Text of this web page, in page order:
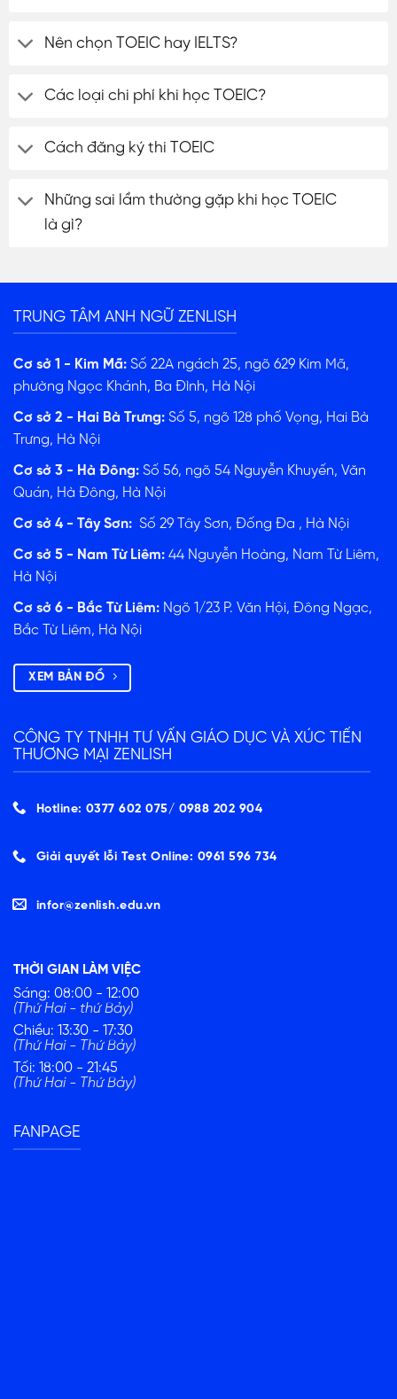
Nên chọn TOEIC hay IELTS?
Các loại chi phí khi học TOEIC?
Cách đăng ký thi TOEIC
Những sai lầm thường gặp khi học TOEIC
là gì?
TRUNG TÂM ANH NGỮ ZENLISH
Cơ sở 1 - Kim Mã: Số 22A ngách 25, ngõ 629 Kim Mã,
phường Ngọc Khánh, Ba Đình, Hà Nội
Cơ sở 2 - Hai Bà Trưng: Số 5, ngõ 128 phố Vọng, Hai Bà
Trưng, Hà Nội
Cơ sở 3 - Hà Đông: Số 56, ngõ 54 Nguyễn Khuyến, Văn
Quán, Hà Đông, Hà Nội
Cơ sở 4 - Tây Sơn: Số 29 Tây Sơn, Đống Đa , Hà Nội
Cơ sở 5 - Nam Từ Liêm: 44 Nguyễn Hoàng, Nam Từ Liêm,
Hà Nội
Cơ sở 6 - Bắc Từ Liêm: Ngõ 1/23 P. Văn Hội, Đông Ngạc,
Bắc Từ Liêm, Hà Nội
XEM BẢN ĐỒ
CÔNG TY TNHH TƯ VẤN GIÁO DỤC VÀ XÚC TIẾN
THƯƠNG MẠI ZENLISH
Hotline: 0377 602 075/ ‭0988 202 904‬
Giải quyết lỗi Test Online: 0961 596 734
infor@zenlish.edu.vn
THỜI GIAN LÀM VIỆC
Sáng: 08:00 - 12:00
(Thứ Hai - thứ Bảy)
Chiều: 13:30 - 17:30
(Thứ Hai - Thứ Bảy)
Tối: 18:00 - 21:45
(Thứ Hai - Thứ Bảy)
FANPAGE